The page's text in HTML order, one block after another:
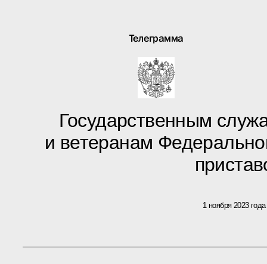
Телеграмма
Государственным
и ветеранам
1 ноября 2023 года